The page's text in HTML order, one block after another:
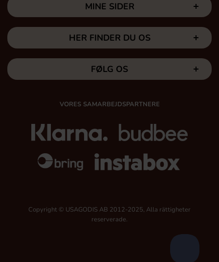
MINE SIDER
HER FINDER DU OS
FØLG OS
VORES SAMARBEJDSPARTNERE
Copyright © USAGODIS AB 2012-2025, Alla rättigheter
reserverade.